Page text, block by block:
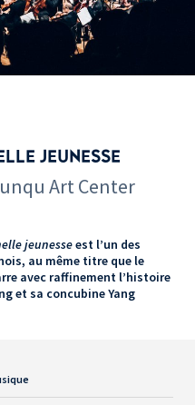
JEUNESSE
Art Center
jeunesseest l’un des
au même titre que le
avec raffinement l’histoire
et sa concubine Yang